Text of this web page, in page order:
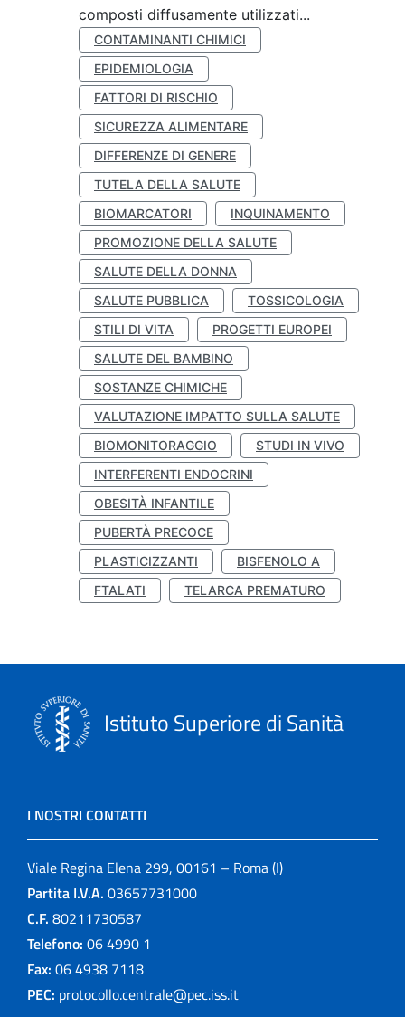
composti diffusamente utilizzati...
CONTAMINANTI CHIMICI
EPIDEMIOLOGIA
FATTORI DI RISCHIO
SICUREZZA ALIMENTARE
DIFFERENZE DI GENERE
TUTELA DELLA SALUTE
BIOMARCATORI
INQUINAMENTO
PROMOZIONE DELLA SALUTE
SALUTE DELLA DONNA
SALUTE PUBBLICA
TOSSICOLOGIA
STILI DI VITA
PROGETTI EUROPEI
SALUTE DEL BAMBINO
SOSTANZE CHIMICHE
VALUTAZIONE IMPATTO SULLA SALUTE
BIOMONITORAGGIO
STUDI IN VIVO
INTERFERENTI ENDOCRINI
OBESITÀ INFANTILE
PUBERTÀ PRECOCE
PLASTICIZZANTI
BISFENOLO A
FTALATI
TELARCA PREMATURO
Istituto Superiore di Sanità
I NOSTRI CONTATTI
Viale Regina Elena 299, 00161 – Roma (I)
Partita I.V.A. 03657731000
C.F. 80211730587
Telefono: 06 4990 1
Fax: 06 4938 7118
PEC: protocollo.centrale@pec.iss.it